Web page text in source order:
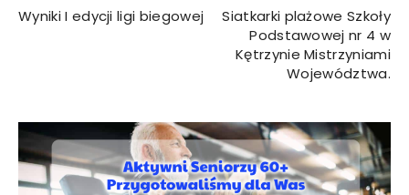
Wyniki I edycji ligi biegowej
Siatkarki plażowe Szkoły
Podstawowej nr 4 w
Kętrzynie Mistrzyniami
Województwa.